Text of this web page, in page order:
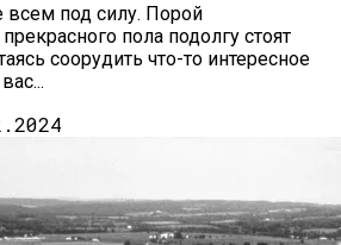
всем под силу. Порой
пола подолгу стоят
соорудить что-то интересное